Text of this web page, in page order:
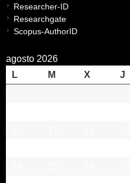
Researcher-ID
Researchgate
Scopus-AuthorID
agosto 2026
L
M X J